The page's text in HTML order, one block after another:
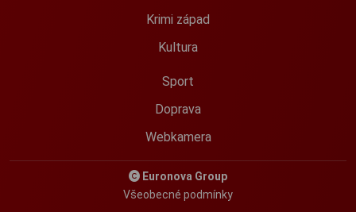
Krimi západ
Kultura
Sport
Doprava
Webkamera
Euronova Group
Všeobecné podmínky